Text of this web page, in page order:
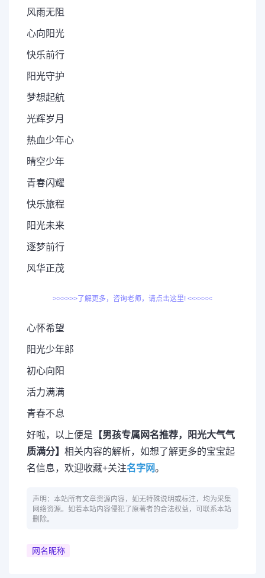
风雨无阻
心向阳光
快乐前行
阳光守护
梦想起航
光辉岁月
热血少年心
晴空少年
青春闪耀
快乐旅程
阳光未来
逐梦前行
风华正茂
>>>>>>了解更多，咨询老师，请点击这里! <<<<<<
心怀希望
阳光少年郎
初心向阳
活力满满
青春不息
好啦，以上便是 【男孩专属网名推荐，阳光大气气
质满分】 相关内容的解析，如想了解更多的宝宝起
名信息，欢迎收藏+关注名字网。
声明：本站所有文章资源内容，如无特殊说明或标注，均为采集
网络资源。如若本站内容侵犯了原著者的合法权益，可联系本站
删除。
网名昵称